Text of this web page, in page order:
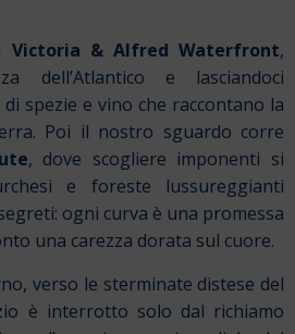
Victoria & Alfred Waterfront,
dell’Atlantico e lasciandoci
spezie e vino che raccontano la
Poi il nostro sguardo corre
, dove scogliere imponenti si
e foreste lussureggianti
ogni curva è una promessa
una carezza dorata sul cuore.
verso le sterminate distese del
è interrotto solo dal richiamo